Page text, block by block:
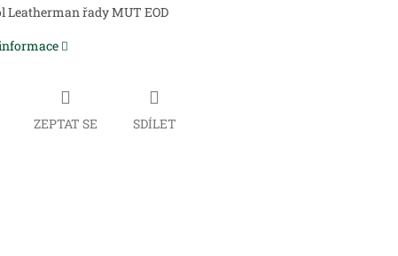
Leatherman řady MUT EOD
ZEPTAT SE SDÍLET